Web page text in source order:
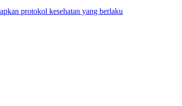
protokol kesehatan yang berlaku